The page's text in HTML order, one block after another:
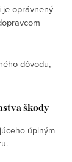
oprávnený
dôvodu,
škody
úplným